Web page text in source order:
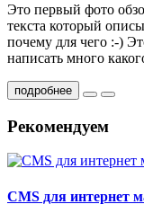
Это первый фото
текста который
почему для чего :-)
написать много
подробнее
Рекомендуем
CMS для интернет